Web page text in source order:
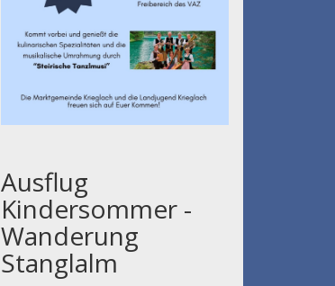
Ausflug
Kindersommer -
Wanderung
Stanglalm